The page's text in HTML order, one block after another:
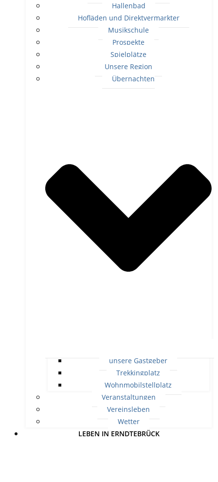
Hallenbad
Hofläden und Direktvermarkter
Musikschule
Prospekte
Spielplätze
Unsere Region
Übernachten
unsere Gastgeber
Trekkingplatz
Wohnmobilstellplatz
Veranstaltungen
Vereinsleben
Wetter
LEBEN IN ERNDTEBRÜCK